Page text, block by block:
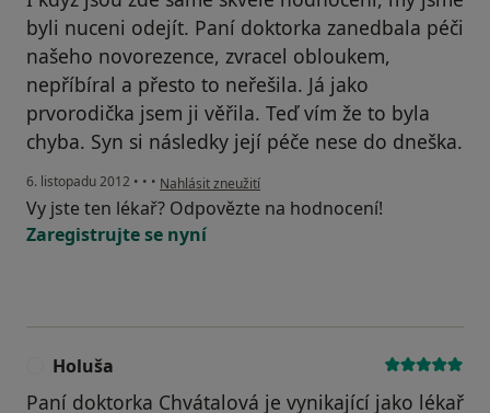
byli nuceni odejít. Paní doktorka zanedbala péči
našeho novorezence, zvracel obloukem,
nepříbíral a přesto to neřešila. Já jako
prvorodička jsem ji věřila. Teď vím že to byla
chyba. Syn si následky její péče nese do dneška.
6. listopadu 2012 • • • podle názoru uživatele Váš účet byl odstraněn
Nahlásit zneužití
Vy jste ten lékař? Odpovězte na hodnocení!
Zaregistrujte se nyní
Holuša
Paní doktorka Chvátalová je vynikající jako lékař